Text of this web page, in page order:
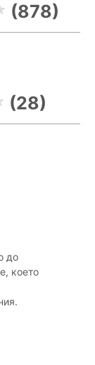
(878)
(28)
до
което